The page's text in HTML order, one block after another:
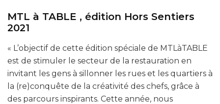
MTL à TABLE , édition Hors Sentiers
2021
« L’objectif de cette édition spéciale de MTLàTABLE
est de stimuler le secteur de la restauration en
invitant les gens à sillonner les rues et les quartiers à
la (re)conquête de la créativité des chefs, grâce à
des parcours inspirants. Cette année, nous